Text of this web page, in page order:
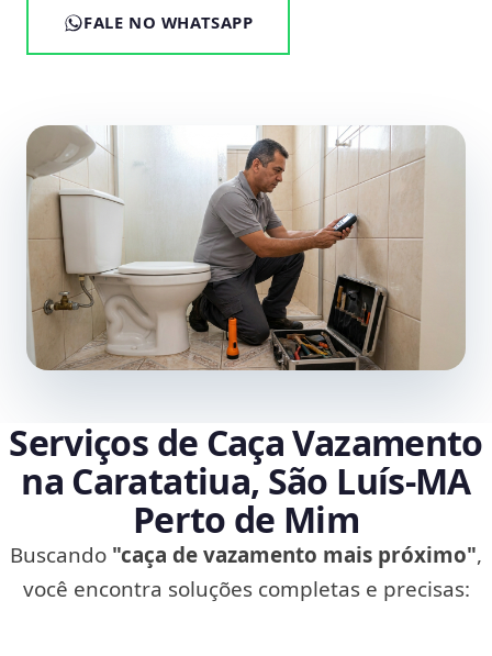
FALE NO WHATSAPP
Serviços de Caça Vazamento
na Caratatiua, São Luís‑MA
Perto de Mim
Buscando "caça de vazamento mais próximo",
você encontra soluções completas e precisas: